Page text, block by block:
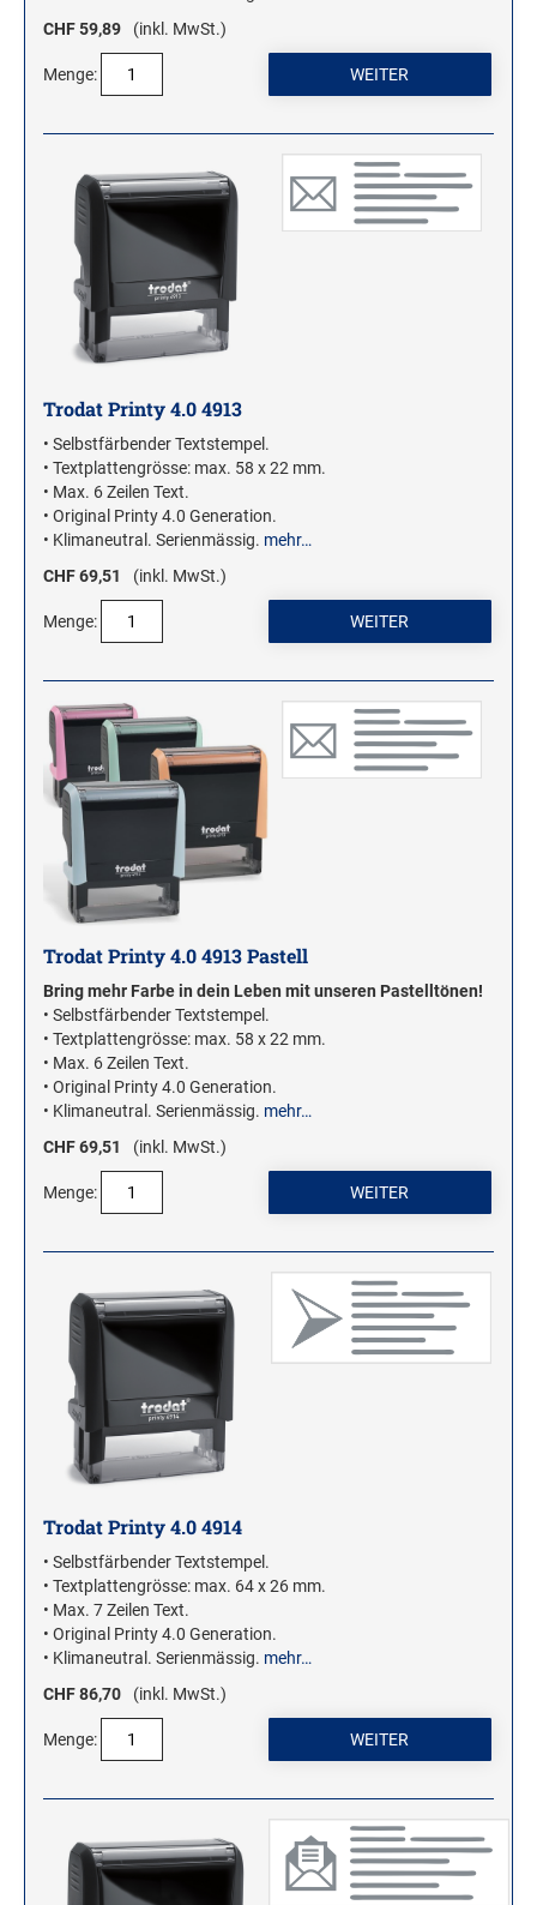
CHF 59,89
(inkl. MwSt.)
Menge:
Trodat Printy 4.0 4913
• Selbstfärbender Textstempel.
• Textplattengrösse: max. 58 x 22 mm.
• Max. 6 Zeilen Text.
• Original Printy 4.0 Generation.
• Klimaneutral. Serienmässig. mehr…
CHF 69,51
(inkl. MwSt.)
Menge:
Trodat Printy 4.0 4913 Pastell
Bring mehr Farbe in dein Leben mit unseren Pastelltönen!
• Selbstfärbender Textstempel.
• Textplattengrösse: max. 58 x 22 mm.
• Max. 6 Zeilen Text.
• Original Printy 4.0 Generation.
• Klimaneutral. Serienmässig. mehr…
CHF 69,51
(inkl. MwSt.)
Menge:
Trodat Printy 4.0 4914
• Selbstfärbender Textstempel.
• Textplattengrösse: max. 64 x 26 mm.
• Max. 7 Zeilen Text.
• Original Printy 4.0 Generation.
• Klimaneutral. Serienmässig. mehr…
CHF 86,70
(inkl. MwSt.)
Menge: